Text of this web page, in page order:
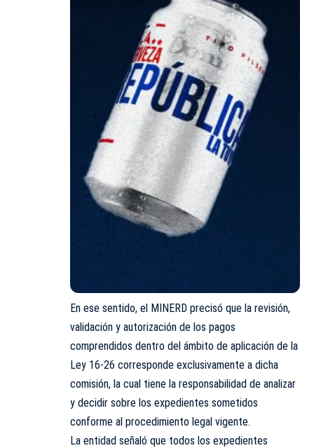
En ese sentido, el MINERD precisó que la revisión,
validación y autorización de los pagos
comprendidos dentro del ámbito de aplicación de la
Ley 16-26 corresponde exclusivamente a dicha
comisión, la cual tiene la responsabilidad de analizar
y decidir sobre los expedientes sometidos
conforme al procedimiento legal vigente.
La entidad señaló que todos los expedientes